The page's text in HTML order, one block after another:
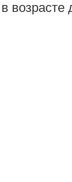
возрасте